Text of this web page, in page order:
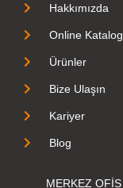
Hakkımızda
Online Katalog
Ürünler
Bize Ulaşın
Kariyer
Blog
MERKEZ OFİS